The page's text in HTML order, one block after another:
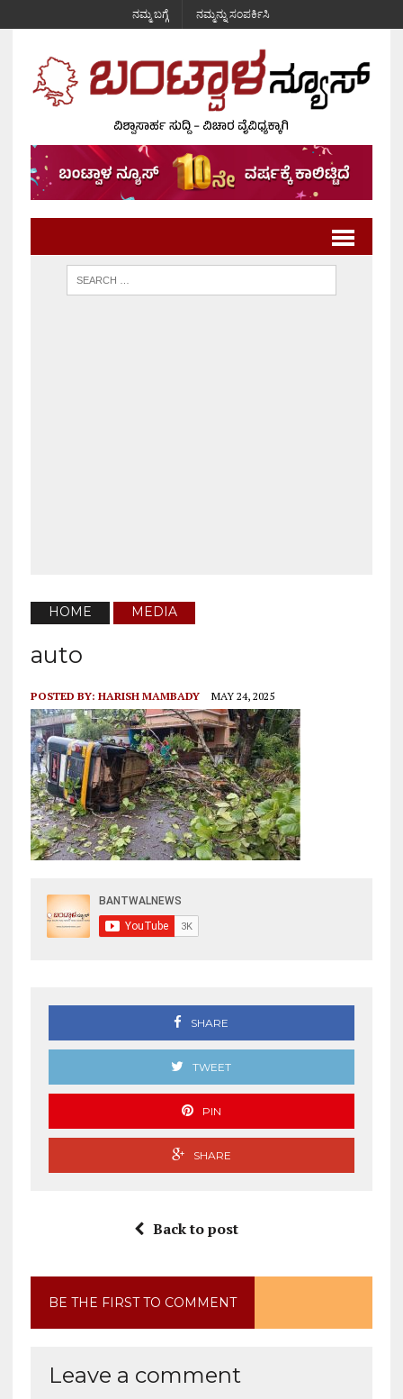
ನಮ್ಮ ಬಗ್ಗೆ ನಮ್ಮನ್ನು ಸಂಪರ್ಕಿಸಿ
HOME MEDIA
auto
POSTED BY: HARISH MAMBADY MAY 24, 2025
SHARE
TWEET
PIN
SHARE
Back to post
BE THE FIRST TO COMMENT
Leave a comment